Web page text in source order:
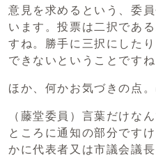
意見を求めるという、委
います。投票は二択であ
すね。勝手に三択にした
できないということですね
ほか、何かお気づきの点。
（藤堂委員）言葉だけな
ところに通知の部分です
かに代表者又は市議会議